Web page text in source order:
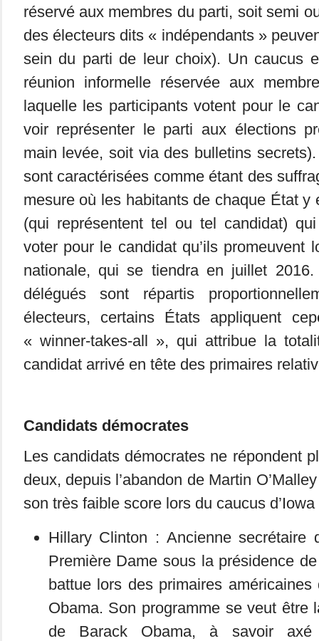
réservé aux membres du parti, soit semi
des électeurs dits « indépendants »
sein du parti de leur choix). Un caucus
réunion informelle réservée aux
laquelle les participants votent pour le
voir représenter le parti aux élections
main levée, soit via des bulletins
sont caractérisées comme étant des
mesure où les habitants de chaque État y
(qui représentent tel ou tel candidat)
voter pour le candidat qu’ils promeuvent
nationale, qui se tiendra en juillet
délégués sont répartis
électeurs, certains États appliquent
« winner-takes-all », qui attribue la
candidat arrivé en tête des primaires
Candidats démocrates
Les candidats démocrates ne répondent
deux, depuis l’abandon de Martin
son très faible score lors du caucus d’Iowa
Hillary Clinton : Ancienne secrétaire
Première Dame sous la présidence
battue lors des primaires
Obama. Son programme se veut être
de Barack Obama, à savoir